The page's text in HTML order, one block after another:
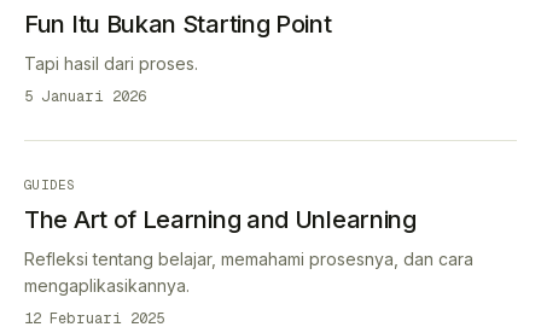
Fun Itu Bukan Starting Point
Tapi hasil dari proses.
5 Januari 2026
GUIDES
The Art of Learning and Unlearning
Refleksi tentang belajar, memahami prosesnya, dan cara
mengaplikasikannya.
12 Februari 2025